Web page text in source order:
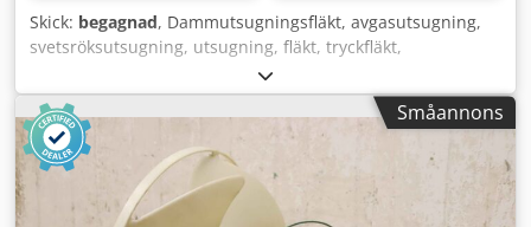
Skick: begagnad, Dammutsugningsfläkt, avgasutsugning,
svetsröksutsugning, utsugning, fläkt, tryckfläkt,
vakuumfläkt, radialfläkt, ventilationsfläkt, radialfläkt, fläkt,
fläktmotor -Tillverkare: MA-VIB, fläkt radialfläkt typ
OS.120.201.4 -Motoreffekt: kW -Varvtal: 2950 varv/min -
Luftflöde: /min -Fläkthjul: Ø 120 x 30 mm -Anslutning in: Ø
135 mm -Anslutning ut: 80 x 55 mm -Mått: 210/190/H200
mm Csdpeuqf Uljfx Ahlerf -Vikt: 3,1 kg
Småannons